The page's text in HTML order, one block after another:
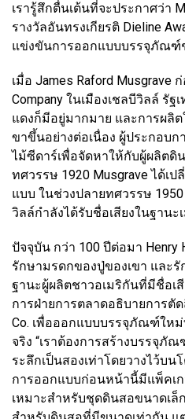
เรารู้สึกตื่นเต้นที่จะประกาศว่า
รางวัลอันทรงเกียรติ Dieline
แข่งขันการออกแบบบรรจุภัณฑ์
เมื่อ James Raford Musgrave
Company ในเมืองเชลบีวิลล์ รั
แดงก็มีอยู่มากมาย และการผลิ
ขาขึ้นอย่างต่อเนื่อง ผู้ประกอบก
ไม้ซีดาร์เพื่อจัดหาให้กับผู้ผลิตดิ
ทศวรรษ 1920 Musgrave ได้เ
แบบ ในช่วงปลายทศวรรษ
วิลล์กำลังได้รับชื่อเสียงในฐานะ
ปัจจุบัน กว่า 100 ปีต่อมา Henry
รักษามรดกของปู่ของเขา และ
ฐานะผู้ผลิตชาวอเมริกันที่มีชื่อเ
การฝ่ายการตลาดอธิบายการตั
Co. เพื่อออกแบบบรรจุภัณฑ์ให
จริง “เราต้องการสร้างบรรจุภั
ระลึกเป็นสองเท่าโดยวางไว้บ
การออกแบบก่อนหน้านี้มีแพ็คเ
เหมาะสำหรับชุดดินสอขนาดเล็